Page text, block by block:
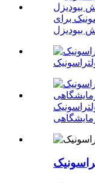
برای
بیودیزل